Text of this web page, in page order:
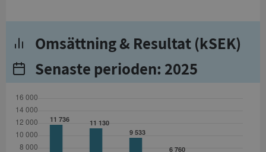
Omsättning & Resultat (kSEK)
Senaste perioden: 2025